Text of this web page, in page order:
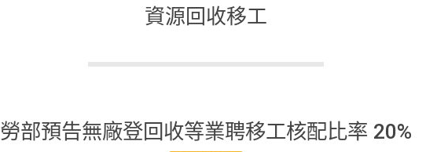
資源回收移工
勞部預告無廠登回收等業聘移工核配比率 20%